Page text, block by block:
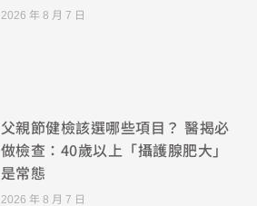
2026 年 8 月 7 日
父親節健檢該選哪些項目？ 醫揭必
做檢查：40歲以上「攝護腺肥大」
是常態
2026 年 8 月 7 日